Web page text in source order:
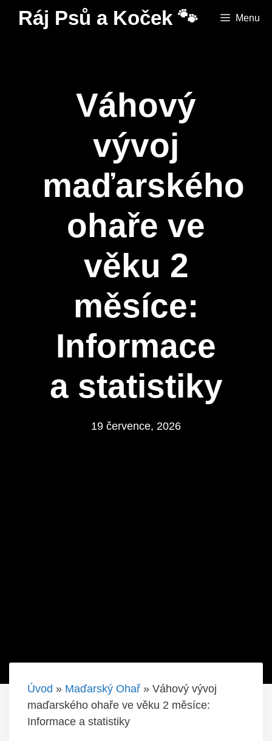
PřeskočitRáj Psů a Koček 🐾 Menu
Váhový
vývoj
maďarského
ohaře ve
věku 2
měsíce:
Informace
a statistiky
19 července, 2026
Úvod » Maďarský Ohař » Váhový vývoj
maďarského ohaře ve věku 2 měsíce:
Informace a statistiky